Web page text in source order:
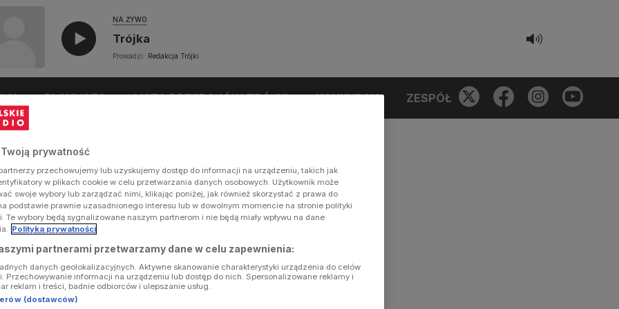
NA ŻYWO
Trójka
Prowadzi: Redakcja Trójki
PLAYLISTA LISTA PRZEBOJÓW TRÓJKI KONKURSY ZESPÓŁ
Twoją prywatność
przechowujemy lub uzyskujemy dostęp do informacji na urządzeniu, takich jak
w plikach cookie w celu przetwarzania danych osobowych. Użytkownik może
swoje wybory lub zarządzać nimi, klikając poniżej, jak również skorzystać z prawa do
podstawie prawnie uzasadnionego interesu lub w dowolnym momencie na stronie polityki
Te wybory będą sygnalizowane naszym partnerom i nie będą miały wpływu na dane
Polityka prywatności
partnerami przetwarzamy dane w celu zapewnienia:
danych geolokalizacyjnych. Aktywne skanowanie charakterystyki urządzenia do celów
Przechowywanie informacji na urządzeniu lub dostęp do nich. Spersonalizowane reklamy i
reklam i treści, badnie odbiorców i ulepszanie usług.
(dostawców)